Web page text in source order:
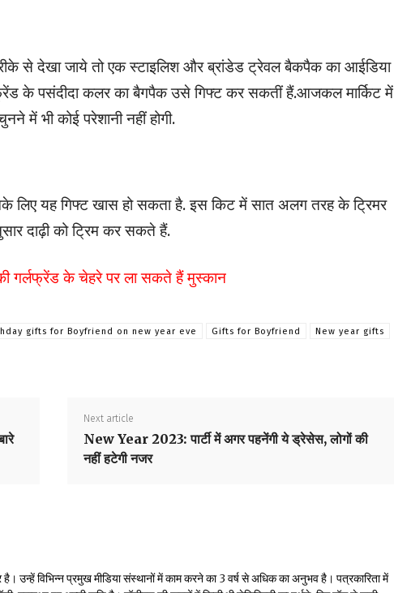
से देखा जाये तो एक स्टाइलिश और ब्रांडेड ट्रेवल बैकपैक का आईडिया
के पसंदीदा कलर का बैगपैक उसे गिफ्ट कर सकतीं हैं.आजकल मार्किट में
भी कोई परेशानी नहीं होगी.
लिए यह गिफ्ट खास हो सकता है. इस किट में सात अलग तरह के ट्रिमर
दाढ़ी को ट्रिम कर सकते हैं.
गर्लफ्रेंड के चेहरे पर ला सकते हैं मुस्कान
gifts for Boyfriend on new year eve Gifts for Boyfriend
New year gifts
Next article
New Year 2023: पार्टी में अगर पहनेंगी ये ड्रेसेस, लोगों की
नहीं हटेगी नजर
विभिन्न प्रमुख मीडिया संस्थानों में काम करने का 3 वर्ष से अधिक का अनुभव है। पत्रकारिता में